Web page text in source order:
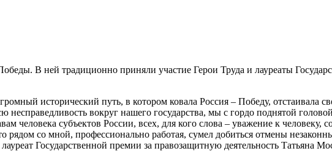
В ней традиционно приняли участие Герои Труда и лауреаты
исторический путь, в котором ковала Россия – Победу, отстаивала
вокруг нашего государства, мы с гордо поднятой
человека субъектов России, всех, для кого слова – уважение к человеку,
рядом со мной, профессионально работая, сумел добиться отмены
Государственной премии за правозащитную деятельность Татьяна